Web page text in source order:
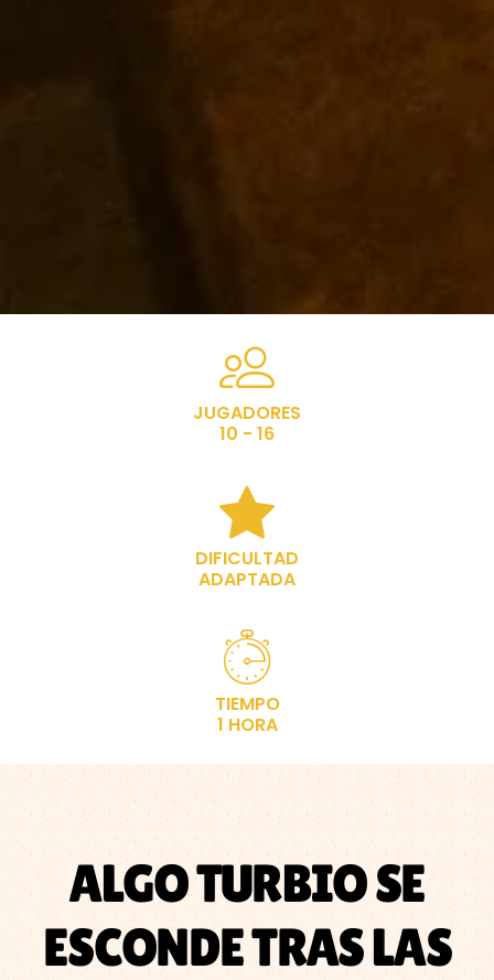
JUGADORES
10 - 16
DIFICULTAD
ADAPTADA
TIEMPO
1 HORA
ALGO TURBIO SE
ESCONDE TRAS LAS